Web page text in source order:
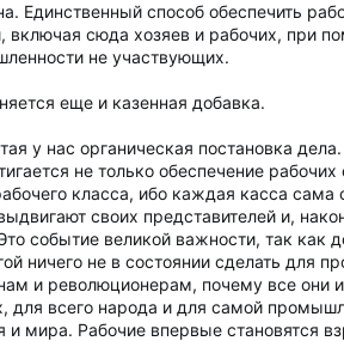
Единственный способ обеспечить
сюда хозяев и рабочих, при
не участвующих.
еще и казенная добавка.
у нас органическая постановка
не только обеспечение рабочих
класса, ибо каждая касса сама
своих представителей и,
событие великой важности, так как
ничего не в состоянии сделать для
и революционерам, почему все они
для всего народа и для самой
и мира. Рабочие впервые становятся